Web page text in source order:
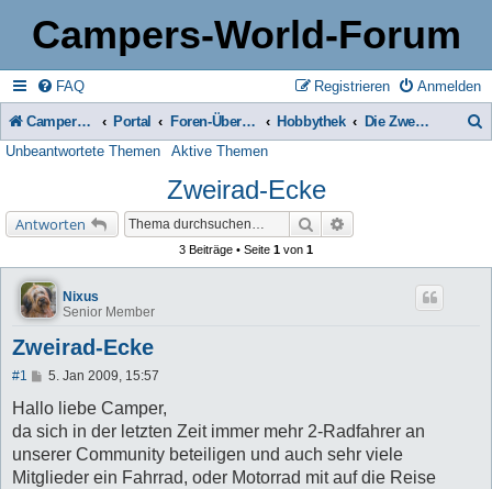
Campers-World-Forum
FAQ Anmelden
Registrieren
Campers-World-Forum Portal Foren-Übersicht Hobbythek Die Zweirad-Ecke
Unbeantwortete Themen Aktive Themen
Zweirad-Ecke
Antworten Suche
3 Beiträge • Seite 1 von 1
Nixus
Senior Member
Zweirad-Ecke
#1
B
i
t
r
a
g
5. Jan 2009, 15:57
Hallo liebe Camper,
da sich in der letzten Zeit immer mehr 2-Radfahrer an
unserer Community beteiligen und auch sehr viele
Mitglieder ein Fahrrad, oder Motorrad mit auf die Reise